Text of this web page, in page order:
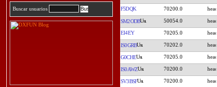
Buscar usuarios F5DQK 70200.0
SM2ODB 50054.0
EI4EY 70205.0
IS0GRB 70202.0
G0CHE 70205.0
IS0AWZ 70200.0
SV3BSF 70200.0